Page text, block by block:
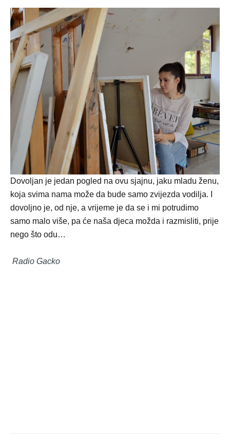
Dovoljan je jedan pogled na ovu sjajnu, jaku mladu ženu,
koja svima nama može da bude samo zvijezda vodilja. I
dovoljno je, od nje, a vrijeme je da se i mi potrudimo
samo malo više, pa će naša djeca možda i razmisliti, prije
nego što odu…
Radio Gacko